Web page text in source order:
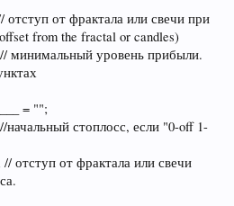
отступ от фрактала или свечи при
from the fractal or candles)
минимальный уровень прибыли.
= "";
начальный стоплосс, если "0-off 1-
отступ от фрактала или свечи